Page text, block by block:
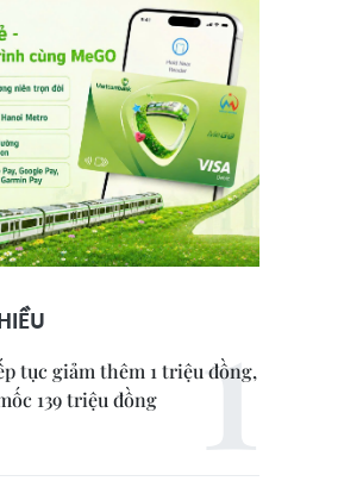
tục giảm thêm 1 triệu đồng,
139 triệu đồng